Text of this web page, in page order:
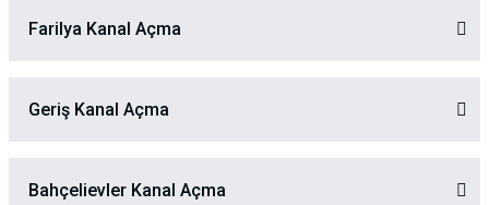
Farilya Kanal Açma
Geriş Kanal Açma
Bahçelievler Kanal Açma